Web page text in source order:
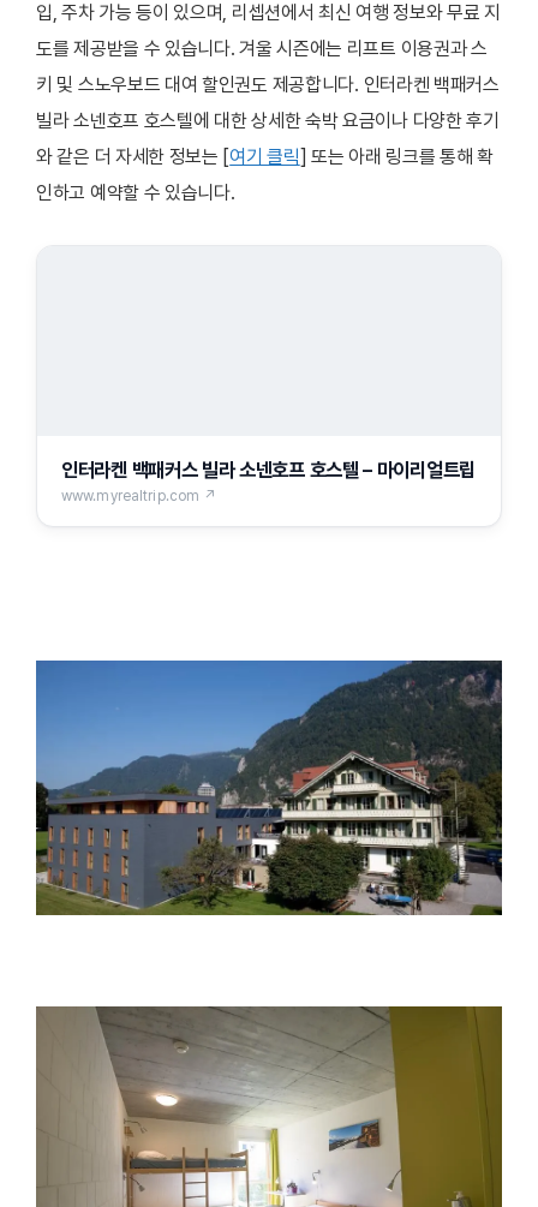
입, 주차 가능 등이 있으며, 리셉션에서 최신 여행 정보와 무료 지
도를 제공받을 수 있습니다. 겨울 시즌에는 리프트 이용권과 스
키 및 스노우보드 대여 할인권도 제공합니다. 인터라켄 백패커스
빌라 소넨호프 호스텔에 대한 상세한 숙박 요금이나 다양한 후기
와 같은 더 자세한 정보는 [여기 클릭] 또는 아래 링크를 통해 확
인하고 예약할 수 있습니다.
인터라켄 백패커스 빌라 소넨호프 호스텔 – 마이리얼트립
www.myrealtrip.com ↗